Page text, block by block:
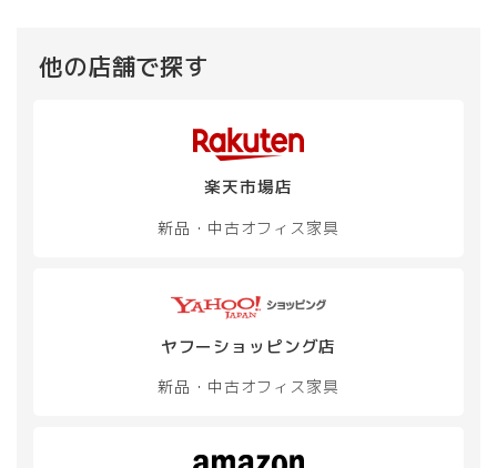
他の店舗で探す
楽天市場店
新品・中古オフィス家具
ヤフーショッピング店
新品・中古オフィス家具